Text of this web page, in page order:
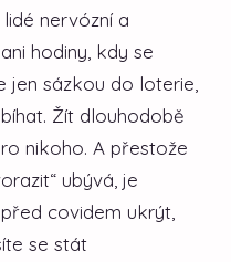
nervózní a
hodiny, kdy se
jen sázkou do loterie,
Žít dlouhodobě
nikoho. A přestože
ubývá, je
covidem ukrýt,
se stát